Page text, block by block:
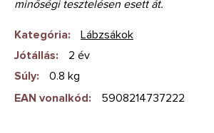
minőségi tesztelésen esett át.
Kategória:
Lábzsákok
Jótállás:
2 év
Súly:
0.8 kg
EAN vonalkód: 5908214737222